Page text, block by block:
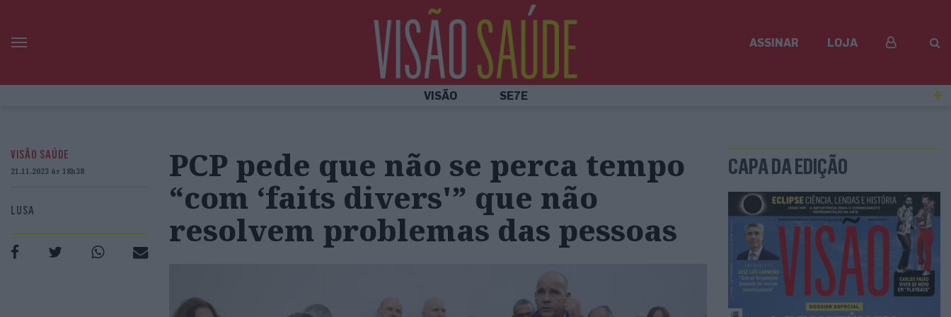
ASSINAR LOJA
VISÃO SE7E
VISÃO SAÚDE
21.11.2023 às 18h38
LUSA
PCP pede que não se perca tempo
“com ‘faits divers'” que não
resolvem problemas das pessoas
CAPA DA EDIÇÃO